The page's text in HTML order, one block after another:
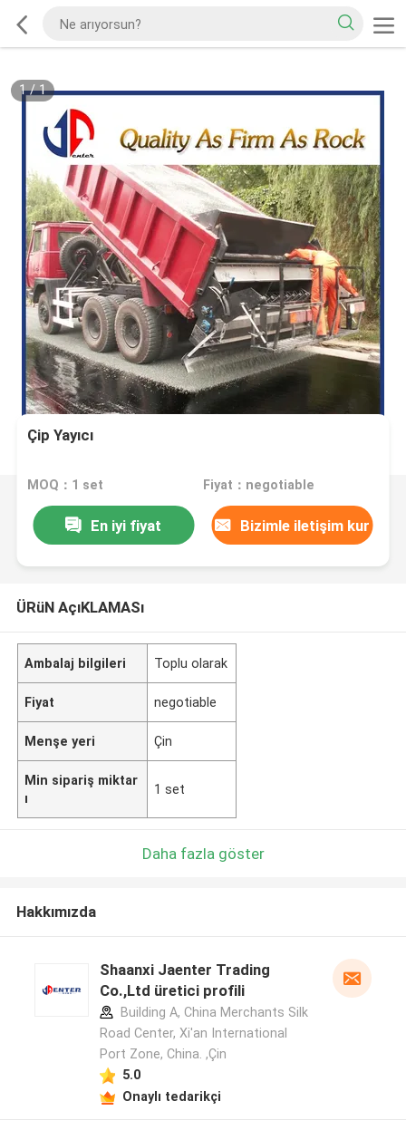
1/1
Çip Yayıcı
MOQ：1 set Fiyat：negotiable
En iyi fiyat Bizimle iletişim kur
ÜRüN AçıKLAMASı
Ambalaj bilgileri Toplu olarak
Fiyat negotiable
Menşe yeri Çin
Min sipariş miktar
ı
1 set
Daha fazla göster
Hakkımızda
Shaanxi Jaenter Trading
Co.,Ltd üretici profili
Building A, China Merchants Silk
Road Center, Xi'an International
Port Zone, China. ,Çin
5.0
Onaylı tedarikçi